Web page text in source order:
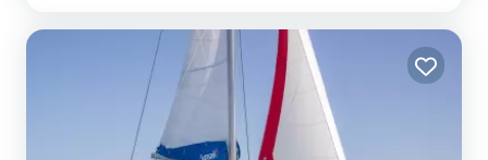
sont traitées directement par S...